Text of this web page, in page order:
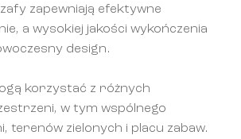
zapewniają efektywne
a wysokiej jakości wykończenia
design.
korzystać z różnych
w tym wspólnego
terenów zielonych i placu zabaw.